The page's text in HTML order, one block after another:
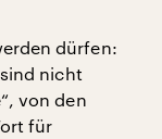
dürfen:
sind nicht
von den
für